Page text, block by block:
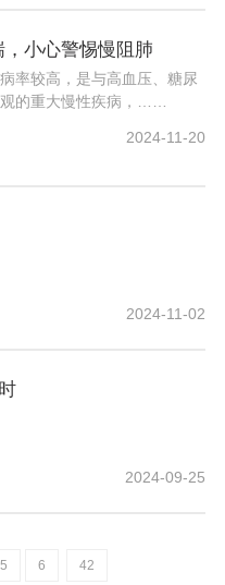
，小心警惕慢阻肺
率较高，是与高血压、糖尿
的重大慢性疾病，……
2024-11-20
2024-11-02
2024-09-25
5 6 42